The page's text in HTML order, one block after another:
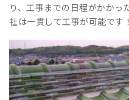
り、工事までの日程がかかっ
社は一貫して工事が可能です
ックホームにお任せください
下記の現場レポートをご確認
光パネル脱着・屋根塗装工
着・屋根塗装工事 ･･･